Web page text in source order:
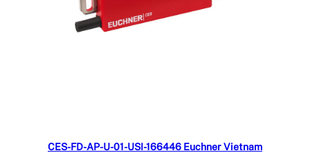
Đọc tiếp
CES-FD-AP-U-01-USI-166446 Euchner Vietnam